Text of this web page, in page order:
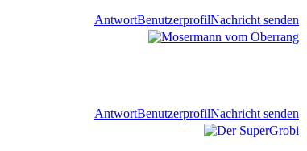
AntwortBenutzerprofilNachricht senden
AntwortBenutzerprofilNachricht senden